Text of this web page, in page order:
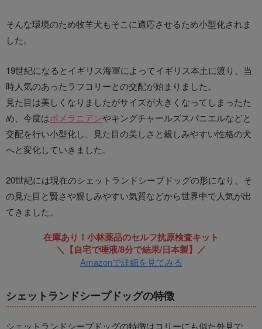
そんな環境のため牧羊犬もそこに適応させるため小型化されま
した。
19世紀になるとイギリス海軍によってイギリス本土に渡り、当
時人気のあったラフコリーとの交配が始まりました。
見た目は美しくなりましたがサイズが大きくなってしまったた
め、今度はポメラニアンやキングチャールズスパニエルなどと
交配を行い小型化し、見た目の美しさと親しみやすい性格の犬
へと変化していきました。
20世紀には現在のシェットランドシープドッグの形になり、そ
の見た目と賢さや親しみやすい気質などから世界中で人気が出
てきました。
在庫あり！小林薬品のセルフ抗原検査キット
＼【自宅で唾液/8分で結果/日本製】／
Amazonで詳細を見てみる
シェットランドシープドッグの特徴
シェットランドシープドッグの特徴はコリーにも似た外見で